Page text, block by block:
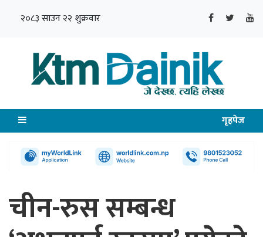
२०८३ साउन २२ शुक्रवार
गृहपेज
चीन-रुस सम्बन्ध